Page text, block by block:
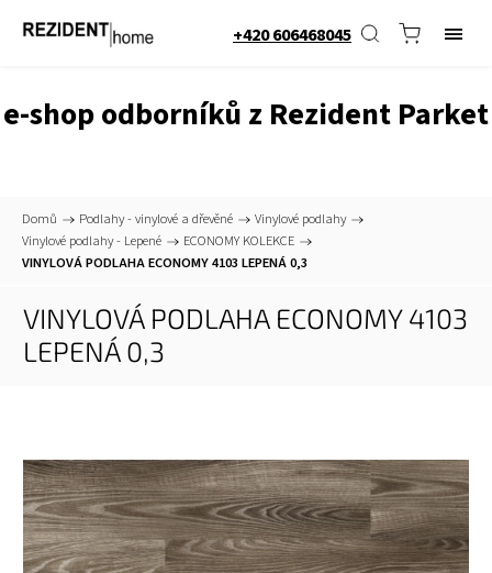
+420 606468045
e-shop odborníků z Rezident Parket
Domů / Podlahy - vinylové a dřevěné / Vinylové podlahy /
Vinylové podlahy - Lepené / ECONOMY KOLEKCE /
VINYLOVÁ PODLAHA ECONOMY 4103 LEPENÁ 0,3
VINYLOVÁ PODLAHA ECONOMY 4103
LEPENÁ 0,3